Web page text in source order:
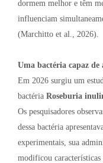
dormem melhor e têm
influenciam
(Marchitto et al., 2026).
Uma bactéria capaz
Em 2026 surgiu um
bactéria Roseburia
Os pesquisadores
dessa bactéria
experimentais, sua
modificou características